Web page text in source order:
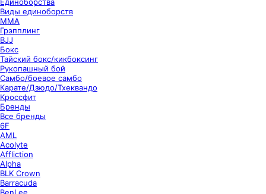
Виды единоборств
ММА
Грэпплинг
BJJ
Бокс
Тайский бокс/кикбоксинг
Рукопашный бой
Самбо/боевое самбо
Карате/Дзюдо/Тхеквандо
Кроссфит
Бренды
Все бренды
6F
AML
Acolyte
Affliction
Alpha
BLK Crown
Barracuda